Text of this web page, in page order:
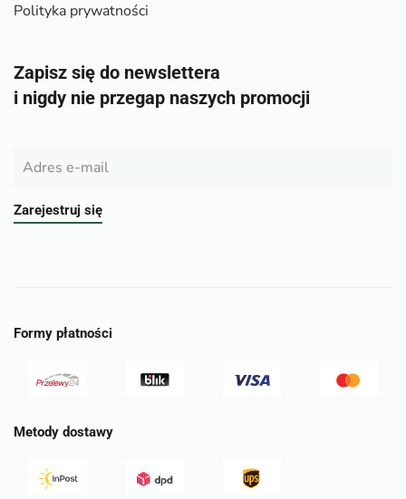
Polityka prywatności
Zapisz się do newslettera
i nigdy nie przegap naszych promocji
Zarejestruj się
Formy płatności
Metody dostawy